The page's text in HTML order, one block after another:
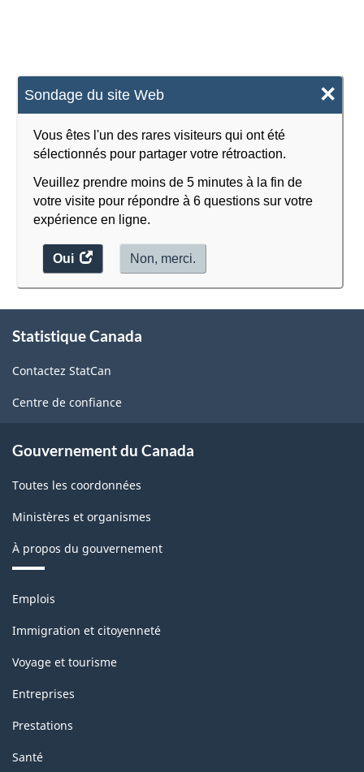
Sondage du site Web ×
Vous êtes l'un des rares visiteurs qui ont été
sélectionnés pour partager votre rétroaction.
Veuillez prendre moins de 5 minutes à la fin de
votre visite pour répondre à 6 questions sur votre
expérience en ligne.
Oui
accéder
au
Non, merci.
propos
ce
site
Statistique Canada
Contactez StatCan
Centre de confiance
Gouvernement du Canada
Toutes les coordonnées
Ministères et organismes
À propos du gouvernement
Thèmes
sujets
Emplois
Immigration et citoyenneté
Voyage et tourisme
Entreprises
Prestations
Santé